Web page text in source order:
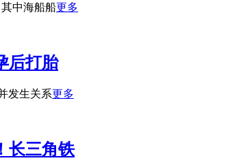
中海船船更多
后打胎
发生关系更多
长三角铁